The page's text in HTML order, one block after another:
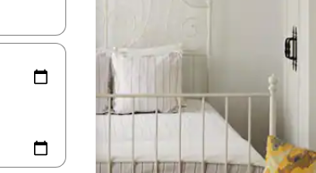
flèches vers le haut et vers le bas pour les parcourir